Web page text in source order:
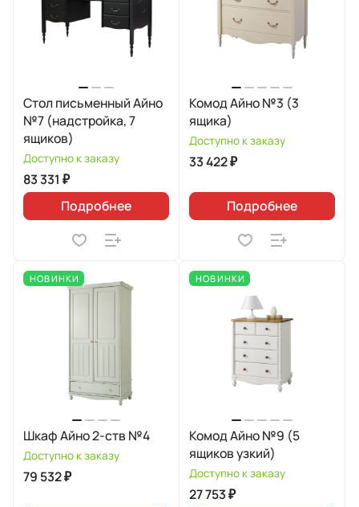
Стол письменный Айно
№7 (надстройка, 7
ящиков)
Доступно к заказу
83 331 ₽
Подробнее
Комод Айно №3 (3
ящика)
Доступно к заказу
33 422 ₽
Подробнее
НОВИНКИ
Шкаф Айно 2-ств №4
Доступно к заказу
79 532 ₽
НОВИНКИ
Комод Айно №9 (5
ящиков узкий)
Доступно к заказу
27 753 ₽